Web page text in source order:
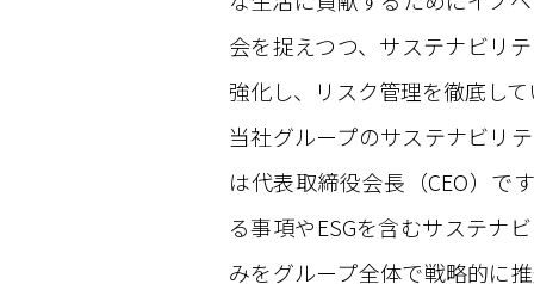
会を捉えつつ、サステナビリ
強化し、リスク管理を徹底して
当社グループのサステナビリ
は代表取締役会長（CEO）で
る事項やESGを含むサステナ
みをグループ全体で戦略的に